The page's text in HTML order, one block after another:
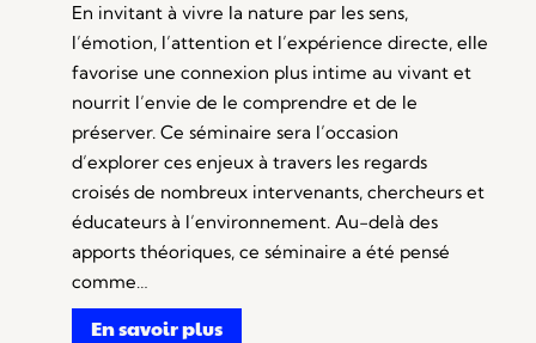
En invitant à vivre la nature par les sens,
l’émotion, l’attention et l’expérience directe, elle
favorise une connexion plus intime au vivant et
nourrit l’envie de le comprendre et de le
préserver. Ce séminaire sera l’occasion
d’explorer ces enjeux à travers les regards
croisés de nombreux intervenants, chercheurs et
éducateurs à l’environnement. Au-delà des
apports théoriques, ce séminaire a été pensé
comme…
En savoir plus